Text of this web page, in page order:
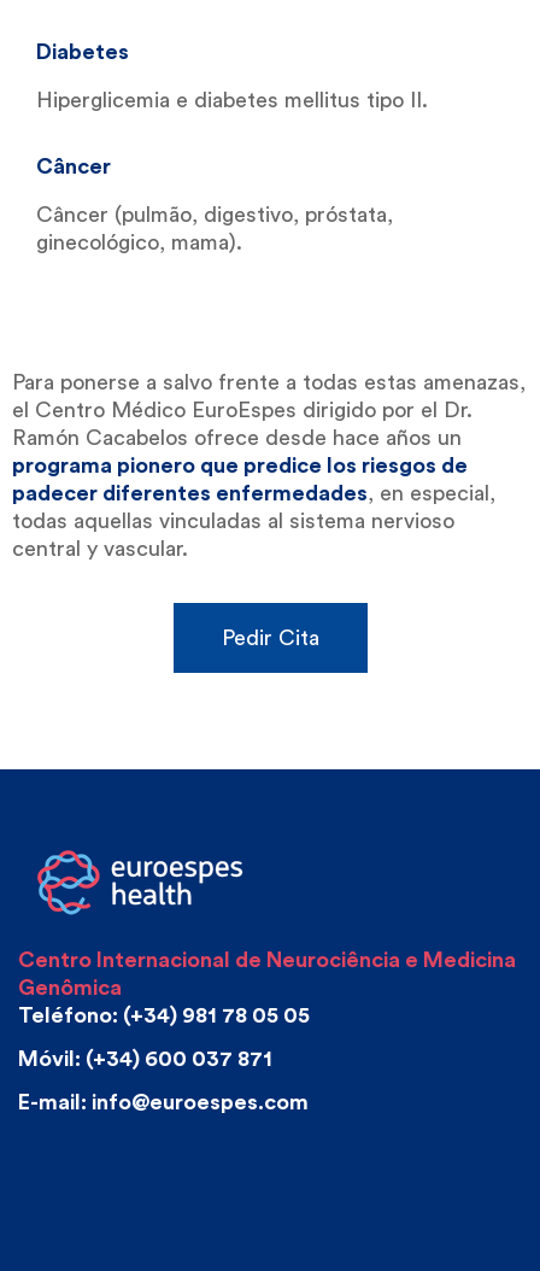
Diabetes
Hiperglicemia e diabetes mellitus tipo II.
Câncer
Câncer (pulmão, digestivo, próstata,
ginecológico, mama).
Para ponerse a salvo frente a todas estas amenazas,
el Centro Médico EuroEspes dirigido por el Dr.
Ramón Cacabelos ofrece desde hace años un
programa pionero que predice los riesgos de
padecer diferentes enfermedades, en especial,
todas aquellas vinculadas al sistema nervioso
central y vascular.
Pedir Cita
Centro Internacional de Neurociência e Medicina
Genômica
Teléfono: (+34) 981 78 05 05
Móvil: (+34) 600 037 871
E-mail: info@euroespes.com